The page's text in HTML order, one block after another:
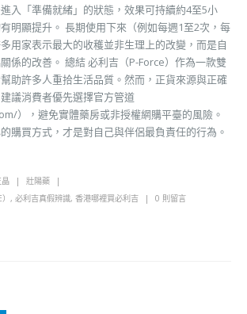
入「準備就緒」的狀態，效果可持續約4至5小
明顯提升。 長期使用下來（例如每週1至2次，每
用家表示最大的收穫並非生理上的改變，而是自
係的改善。 總結 必利吉（P-Force）作為一款雙
助許多人重拾生活品質。然而，正貨來源與正確
議消費者優先選擇官方管道
），避免實體藥房或非授權網購平臺的風險。
購買方式，才是對自己與伴侶最負責任的行為。
晶
壯陽藥
, 必利吉真假辨識, 香港哪裡買必利吉 0 則留言